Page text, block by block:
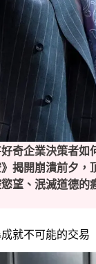
奇企業決策者
揭開崩潰前夕
望、泯滅道德的
就不可能的交易